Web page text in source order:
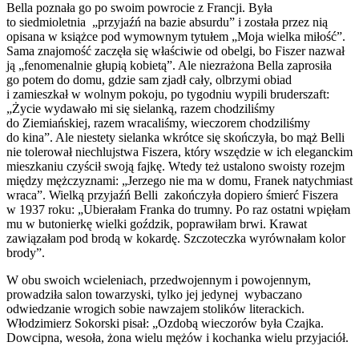
Bella poznała go po swoim powrocie z Francji. Była
to siedmioletnia „przyjaźń na bazie absurdu” i została przez nią
opisana w książce pod wymownym tytułem „Moja wielka miłość”.
Sama znajomość zaczęła się właściwie od obelgi, bo Fiszer nazwał
ją „fenomenalnie głupią kobietą”. Ale niezrażona Bella zaprosiła
go potem do domu, gdzie sam zjadł cały, olbrzymi obiad
i zamieszkał w wolnym pokoju, po tygodniu wypili bruderszaft:
„Życie wydawało mi się sielanką, razem chodziliśmy
do Ziemiańskiej, razem wracaliśmy, wieczorem chodziliśmy
do kina”. Ale niestety sielanka wkrótce się skończyła, bo mąż Belli
nie tolerował niechlujstwa Fiszera, który wszędzie w ich eleganckim
mieszkaniu czyścił swoją fajkę. Wtedy też ustalono swoisty rozejm
między mężczyznami: „Jerzego nie ma w domu, Franek natychmiast
wraca”. Wielką przyjaźń Belli zakończyła dopiero śmierć Fiszera
w 1937 roku: „Ubierałam Franka do trumny. Po raz ostatni wpięłam
mu w butonierkę wielki goździk, poprawiłam brwi. Krawat
zawiązałam pod brodą w kokardę. Szczoteczka wyrównałam kolor
brody”.
W obu swoich wcieleniach, przedwojennym i powojennym,
prowadziła salon towarzyski, tylko jej jedynej wybaczano
odwiedzanie wrogich sobie nawzajem stolików literackich.
Włodzimierz Sokorski pisał: „Ozdobą wieczorów była Czajka.
Dowcipna, wesoła, żona wielu mężów i kochanka wielu przyjaciół.